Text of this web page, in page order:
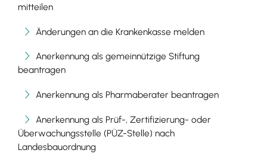
mitteilen
Änderungen an die Krankenkasse melden
Anerkennung als gemeinnützige Stiftung
beantragen
Anerkennung als Pharmaberater beantragen
Anerkennung als Prüf-, Zertifizierung- oder
Überwachungsstelle (PÜZ-Stelle) nach
Landesbauordnung